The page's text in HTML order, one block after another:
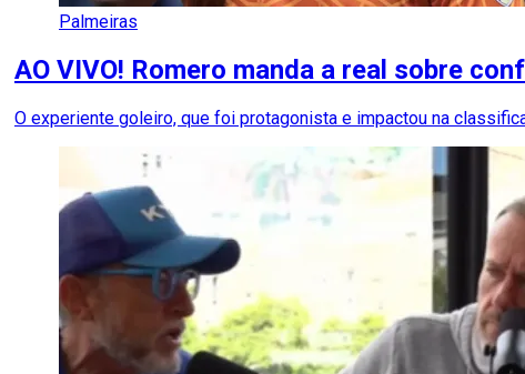
Palmeiras
AO VIVO! Romero manda a real sobre
O experiente goleiro, que foi protagonista e impactou na